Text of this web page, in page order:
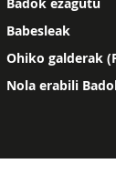
Babesleak
Ohiko galderak
Nola erabili